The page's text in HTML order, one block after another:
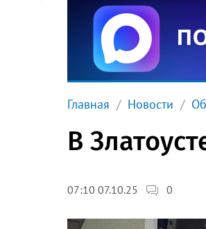
Главная Новости
В
07:10 07.10.25 0